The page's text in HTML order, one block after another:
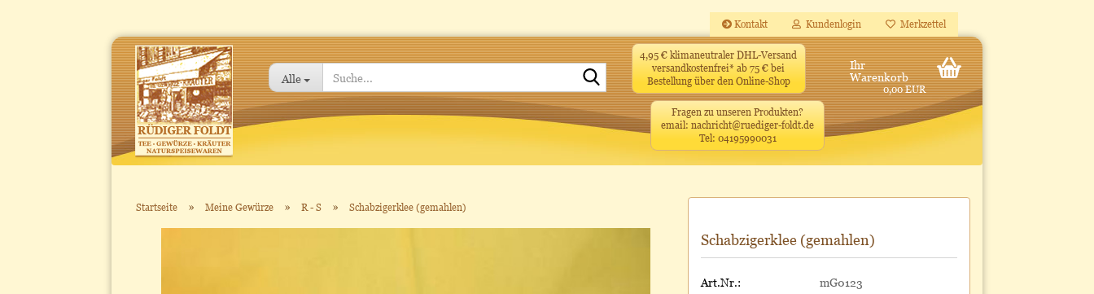
Kontakt Kundenlogin Merkzettel
Alle
Suche...
4,95 € klimaneutraler DHL-Versand
versandkostenfrei* ab 75 € bei
Bestellung über den Online-Shop
Fragen zu unseren Produkten?
email: nachricht@ruediger-foldt.de
Tel: 04195990031
Ihr
Warenkorb
0,00 EUR
Startseite » Meine Gewürze » R - S » Schabzigerklee (gemahlen)
Schabzigerklee (gemahlen)
Art.Nr.:
mG0123